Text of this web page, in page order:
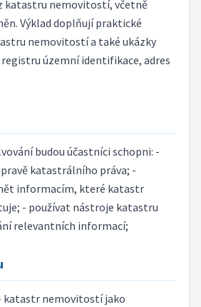
katastru nemovitostí, včetně
Výklad doplňují praktické
nemovitostí a také ukázky
územní identifikace, adres
budou účastníci schopni: -
katastrálního práva; -
informacím, které katastr
- používat nástroje katastru
relevantních informací;
katastr nemovitostí jako